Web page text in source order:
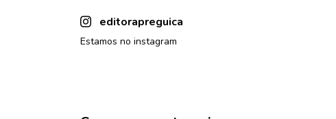
editorapreguica
Estamos no instagram